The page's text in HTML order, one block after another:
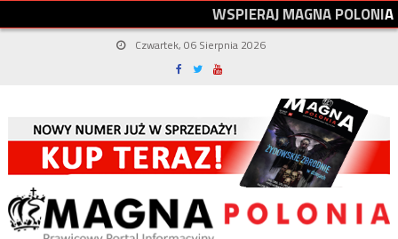
WSPIERAJMAGNAPOLONIA
Czwartek, 06 Sierpnia 2026